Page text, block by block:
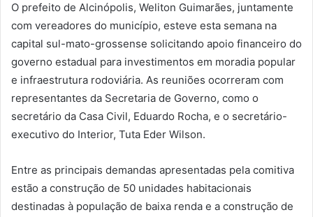
O prefeito de Alcinópolis, Weliton Guimarães, juntamente
com vereadores do município, esteve esta semana na
capital sul-mato-grossense solicitando apoio financeiro do
governo estadual para investimentos em moradia popular
e infraestrutura rodoviária. As reuniões ocorreram com
representantes da Secretaria de Governo, como o
secretário da Casa Civil, Eduardo Rocha, e o secretário-
executivo do Interior, Tuta Eder Wilson.
Entre as principais demandas apresentadas pela comitiva
estão a construção de 50 unidades habitacionais
destinadas à população de baixa renda e a construção de